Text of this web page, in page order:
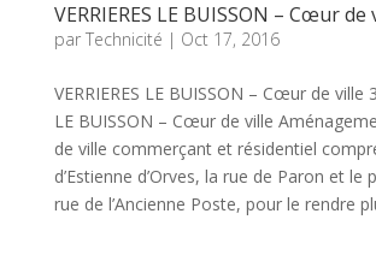
VERRIERES LE BUISSON – Cœur de
par Technicité | Oct 17, 2016
VERRIERES LE BUISSON – Cœur de ville 3
LE BUISSON – Cœur de ville
de ville commerçant et résidentiel
d’Estienne d’Orves, la rue de Paron et le
rue de l’Ancienne Poste, pour le rendre